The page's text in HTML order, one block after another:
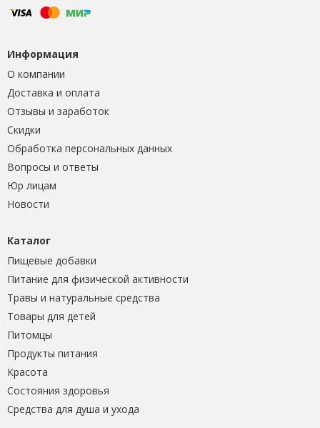
Информация
О компании
Доставка и оплата
Отзывы и заработок
Скидки
Обработка персональных данных
Вопросы и ответы
Юр лицам
Новости
Каталог
Пищевые добавки
Питание для физической активности
Травы и натуральные средства
Товары для детей
Питомцы
Продукты питания
Красота
Состояния здоровья
Средства для душа и ухода